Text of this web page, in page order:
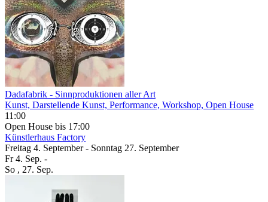
Dadafabrik - Sinnproduktionen aller Art
Kunst, Darstellende Kunst, Performance, Workshop, Open House
11:00
Open House bis 17:00
Künstlerhaus Factory
Freitag 4. September- Sonntag 27. September
Fr4. Sep. -
So , 27. Sep.